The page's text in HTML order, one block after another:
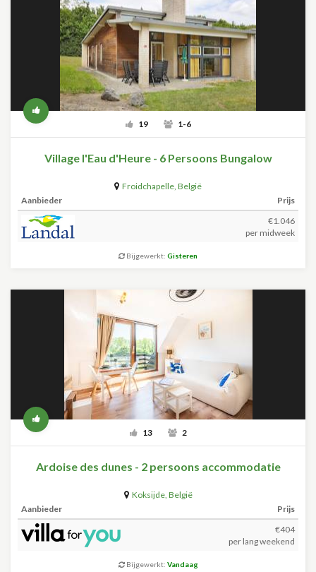
19 1-6
Village l'Eau d'Heure - 6 Persoons Bungalow
Froidchapelle, België
Aanbieder
Prijs
€1.046
per midweek
Bijgewerkt: Gisteren
13 2
Ardoise des dunes - 2 persoons accommodatie
Koksijde, België
Aanbieder
Prijs
€404
per lang weekend
Bijgewerkt: Vandaag